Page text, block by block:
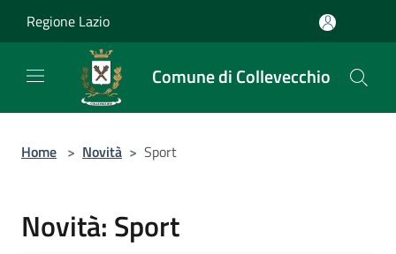
Regione Lazio
Comune di Collevecchio
Home > Novità > Sport
Novità: Sport